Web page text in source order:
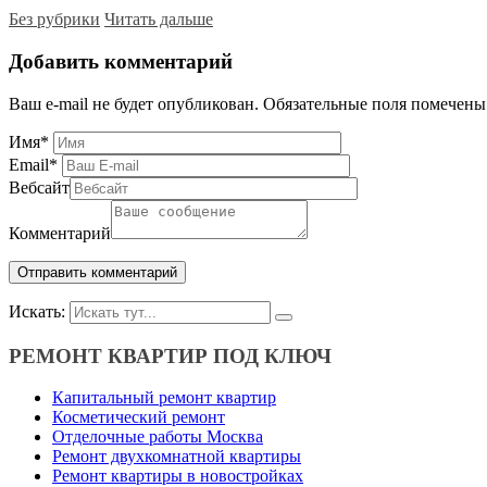
Без рубрики Читать дальше
Добавить комментарий
Ваш e-mail не будет опубликован. Обязательные поля
Имя*
Email*
Вебсайт
Комментарий
Искать:
РЕМОНТ КВАРТИР ПОД КЛЮЧ
Капитальный ремонт квартир
Косметический ремонт
Отделочные работы Москва
Ремонт двухкомнатной квартиры
Ремонт квартиры в новостройках